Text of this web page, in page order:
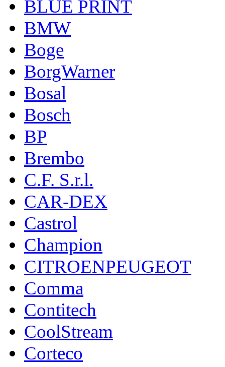
BLUE PRINT
BMW
Boge
BorgWarner
Bosal
Bosch
BP
Brembo
C.F. S.r.l.
CAR-DEX
Castrol
Champion
CITROENPEUGEOT
Comma
Contitech
CoolStream
Corteco